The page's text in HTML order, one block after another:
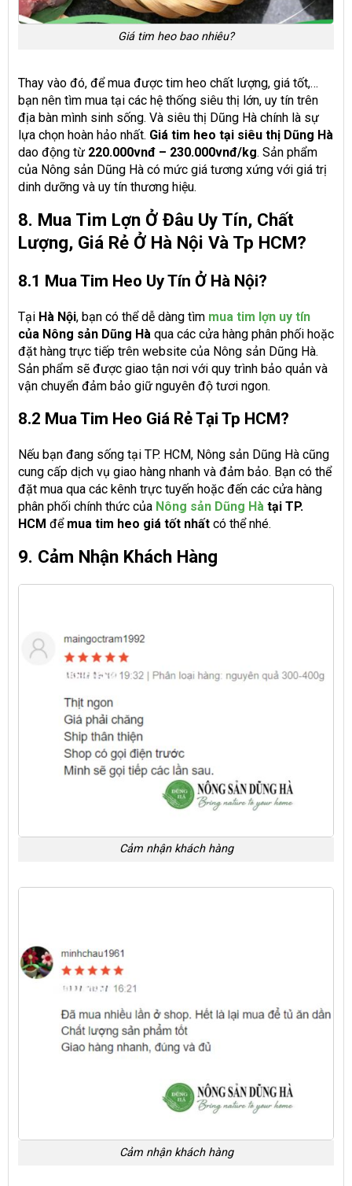
Giá tim heo bao nhiêu?
Thay vào đó, để mua được tim heo chất lượng, giá tốt,…
bạn nên tìm mua tại các hệ thống siêu thị lớn, uy tín trên
địa bàn mình sinh sống. Và siêu thị Dũng Hà chính là sự
lựa chọn hoàn hảo nhất. Giá tim heo tại siêu thị Dũng Hà
dao động từ 220.000vnđ – 230.000vnđ/kg. Sản phẩm
của Nông sản Dũng Hà có mức giá tương xứng với giá trị
dinh dưỡng và uy tín thương hiệu.
8. Mua Tim Lợn Ở Đâu Uy Tín, Chất
Lượng, Giá Rẻ Ở Hà Nội Và Tp HCM?
8.1 Mua Tim Heo Uy Tín Ở Hà Nội?
Tại Hà Nội, bạn có thể dễ dàng tìm mua tim lợn uy tín
của Nông sản Dũng Hà qua các cửa hàng phân phối hoặc
đặt hàng trực tiếp trên website của Nông sản Dũng Hà.
Sản phẩm sẽ được giao tận nơi với quy trình bảo quản và
vận chuyển đảm bảo giữ nguyên độ tươi ngon.
8.2 Mua Tim Heo Giá Rẻ Tại Tp HCM?
Nếu bạn đang sống tại TP. HCM, Nông sản Dũng Hà cũng
cung cấp dịch vụ giao hàng nhanh và đảm bảo. Bạn có thể
đặt mua qua các kênh trực tuyến hoặc đến các cửa hàng
phân phối chính thức của Nông sản Dũng Hà tại TP.
HCM để mua tim heo giá tốt nhất có thể nhé.
9. Cảm Nhận Khách Hàng
Cảm nhận khách hàng
Cảm nhận khách hàng